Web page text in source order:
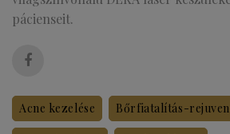
pácienseit.
Acne kezelése Bőrfiatalítás-